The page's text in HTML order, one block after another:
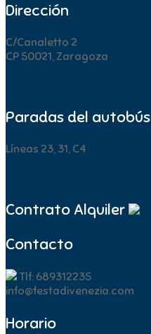
Dirección
C/Canaletto 2
CP 50021, Zaragoza
Paradas del autobús
Líneas 23, 31, C4
Contrato Alquiler
Contacto
Tlf: 689312235
info@festadivenezia.com
Horario